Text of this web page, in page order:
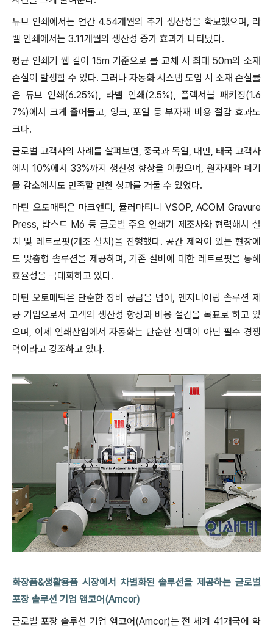
튜브 인쇄에서는 연간 4.54개월의 추가 생산성을 확보했으며, 라
벨 인쇄에서는 3.11개월의 생산성 증가 효과가 나타났다.
평균 인쇄기 웹 길이 15m 기준으로 롤 교체 시 최대 50m의 소재
손실이 발생할 수 있다. 그러나 자동화 시스템 도입 시 소재 손실률
은 튜브 인쇄(6.25%), 라벨 인쇄(2.5%), 플렉서블 패키징(1.6
7%)에서 크게 줄어들고, 잉크, 포일 등 부자재 비용 절감 효과도
크다.
글로벌 고객사의 사례를 살펴보면, 중국과 독일, 대만, 태국 고객사
에서 10%에서 33%까지 생산성 향상을 이뤘으며, 원자재와 폐기
물 감소에서도 만족할 만한 성과를 거둘 수 있었다.
마틴 오토매틱은 마크앤디, 뮬러마티니 VSOP, ACOM Gravure
Press, 밥스트 M6 등 글로벌 주요 인쇄기 제조사와 협력해서 설
치 및 레트로핏(개조 설치)을 진행했다. 공간 제약이 있는 현장에
도 맞춤형 솔루션을 제공하며, 기존 설비에 대한 레트로핏을 통해
효율성을 극대화하고 있다.
마틴 오토매틱은 단순한 장비 공급을 넘어, 엔지니어링 솔루션 제
공 기업으로서 고객의 생산성 향상과 비용 절감을 목표로 하고 있
으며, 이제 인쇄산업에서 자동화는 단순한 선택이 아닌 필수 경쟁
력이라고 강조하고 있다.
화장품&생활용품 시장에서 차별화된 솔루션을 제공하는 글로벌
포장 솔루션 기업 앰코어(Amcor)
글로벌 포장 솔루션 기업 앰코어(Amcor)는 전 세계 41개국에 약